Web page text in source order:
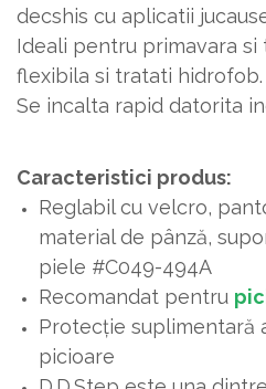
decshis cu aplicatii
Ideali pentru primavara si
flexibila si tratati hidrofob.
Se incalta rapid datorita
Caracteristici produs:
Reglabil cu velcro,
material de pânză,
piele #C049-494A
Recomandat pentru
Protecție suplimentară
picioare